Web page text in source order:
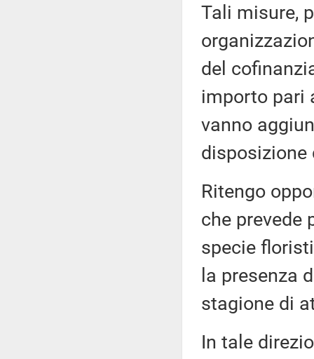
Tali misure,
del
importo pari
vanno
disposizione
Ritengo
che prevede
specie
la presenza
stagione di
In tale